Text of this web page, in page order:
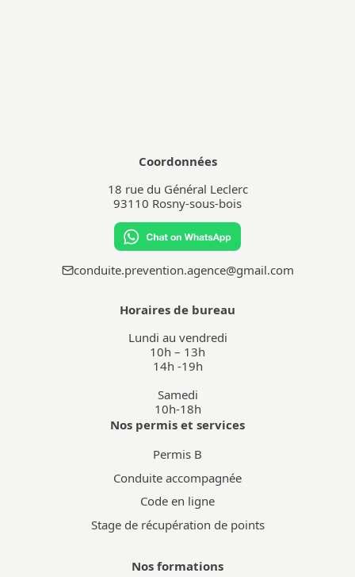
Coordonnées
18 rue du Général Leclerc
93110 Rosny-sous-bois
conduite.prevention.agence@gmail.com
Horaires de bureau
Lundi au vendredi
10h – 13h
14h -19h
Samedi
10h-18h
Nos permis et services
Permis B
Conduite accompagnée
Code en ligne
Stage de récupération de points
Nos formations